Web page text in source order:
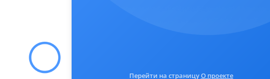
Перейти на страницуО проекте